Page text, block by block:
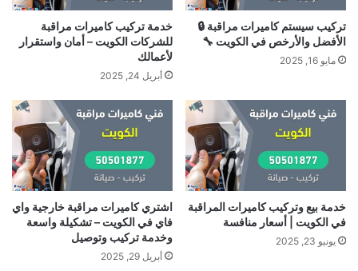
تركيب سيستم كاميرات مراقبة 🔒
الأفضل والأرخص في الكويت 🔧
مايو 16, 2025
خدمة تركيب كاميرات مراقبة
للشركات الكويت – أمان واستقرار
لأعمالك
أبريل 24, 2025
خدمة بيع وتركيب كاميرات المراقبة
في الكويت | أسعار منافسة
يونيو 23, 2025
اشتري كاميرات مراقبة خارجية واي
فاي في الكويت – تشكيلة واسعة
وخدمة تركيب وتوصيل
أبريل 29, 2025